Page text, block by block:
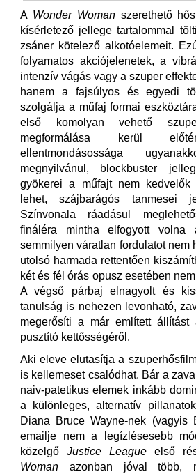
A Wonder Womanszerethető
kísérletező jellege tartalommal
zsáner kötelező alkotóelemeit.
folyamatos akciójelenetek, a
intenzív vágás vagy a szuper
hanem a fajsúlyos és egyedi
szolgálja a műfaj formai
első komolyan vehető
megformálása kerül
ellentmondásossága
megnyilvánul, blockbuster
gyökerei a műfajt nem kedvelők
lehet, szájbarágós tanmesei
Színvonala ráadásul
fináléra mintha elfogyott volna
semmilyen váratlan fordulatot nem
utolsó harmada rettentően
két és fél órás opusz esetében
A végső párbaj elnagyolt és
tanulság is nehezen levonható,
megerősíti a már említett állítást
pusztító kettősségéről.
Aki eleve elutasítja a
is kellemeset csalódhat. Bár a
naiv-patetikus elemek inkább
a különleges, alternatív
Diana Bruce Wayne-nek (vagyis
emailje nem a legízlésesebb
közelgő Justice League első
Woman azonban jóval több,